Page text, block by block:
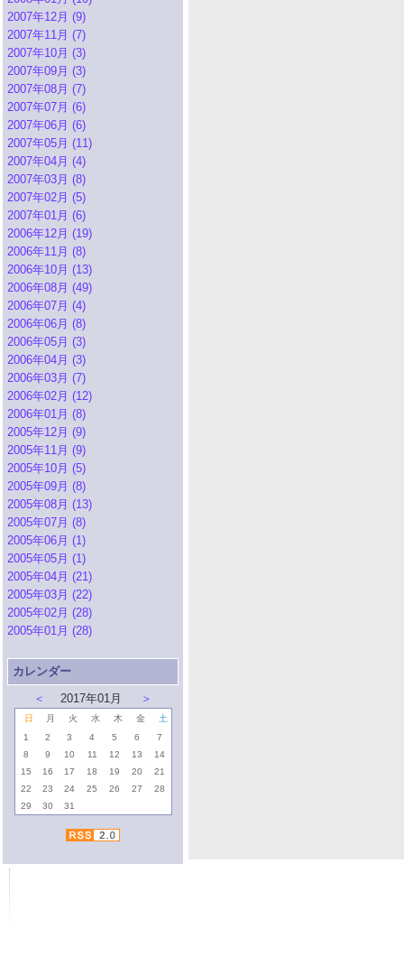
2007年12月 (9)
2007年11月 (7)
2007年10月 (3)
2007年09月 (3)
2007年08月 (7)
2007年07月 (6)
2007年06月 (6)
2007年05月 (11)
2007年04月 (4)
2007年03月 (8)
2007年02月 (5)
2007年01月 (6)
2006年12月 (19)
2006年11月 (8)
2006年10月 (13)
2006年08月 (49)
2006年07月 (4)
2006年06月 (8)
2006年05月 (3)
2006年04月 (3)
2006年03月 (7)
2006年02月 (12)
2006年01月 (8)
2005年12月 (9)
2005年11月 (9)
2005年10月 (5)
2005年09月 (8)
2005年08月 (13)
2005年07月 (8)
2005年06月 (1)
2005年05月 (1)
2005年04月 (21)
2005年03月 (22)
2005年02月 (28)
2005年01月 (28)
カレンダー
＜
2017年01月 ＞
日 月 火 水 木 金
土
1
2 3 4 5 6
7
8
9 10 11 12 13
14
15
16 17 18 19 20
21
22
23 24 25 26 27
28
29
30 31